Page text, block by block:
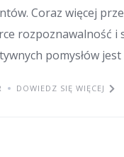
Coraz więcej
rozpoznawalność i
pomysłów
DOWIEDZ SIĘ WIĘCEJ